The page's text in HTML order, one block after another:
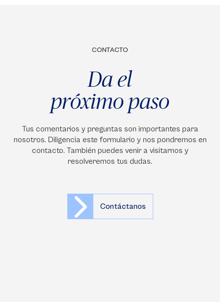
CONTACTO
Da el
próximo paso
Tus comentarios y preguntas son importantes para
nosotros. Diligencia este formulario y nos pondremos en
contacto. También puedes venir a visitarnos y
resolveremos tus dudas.
Contáctanos